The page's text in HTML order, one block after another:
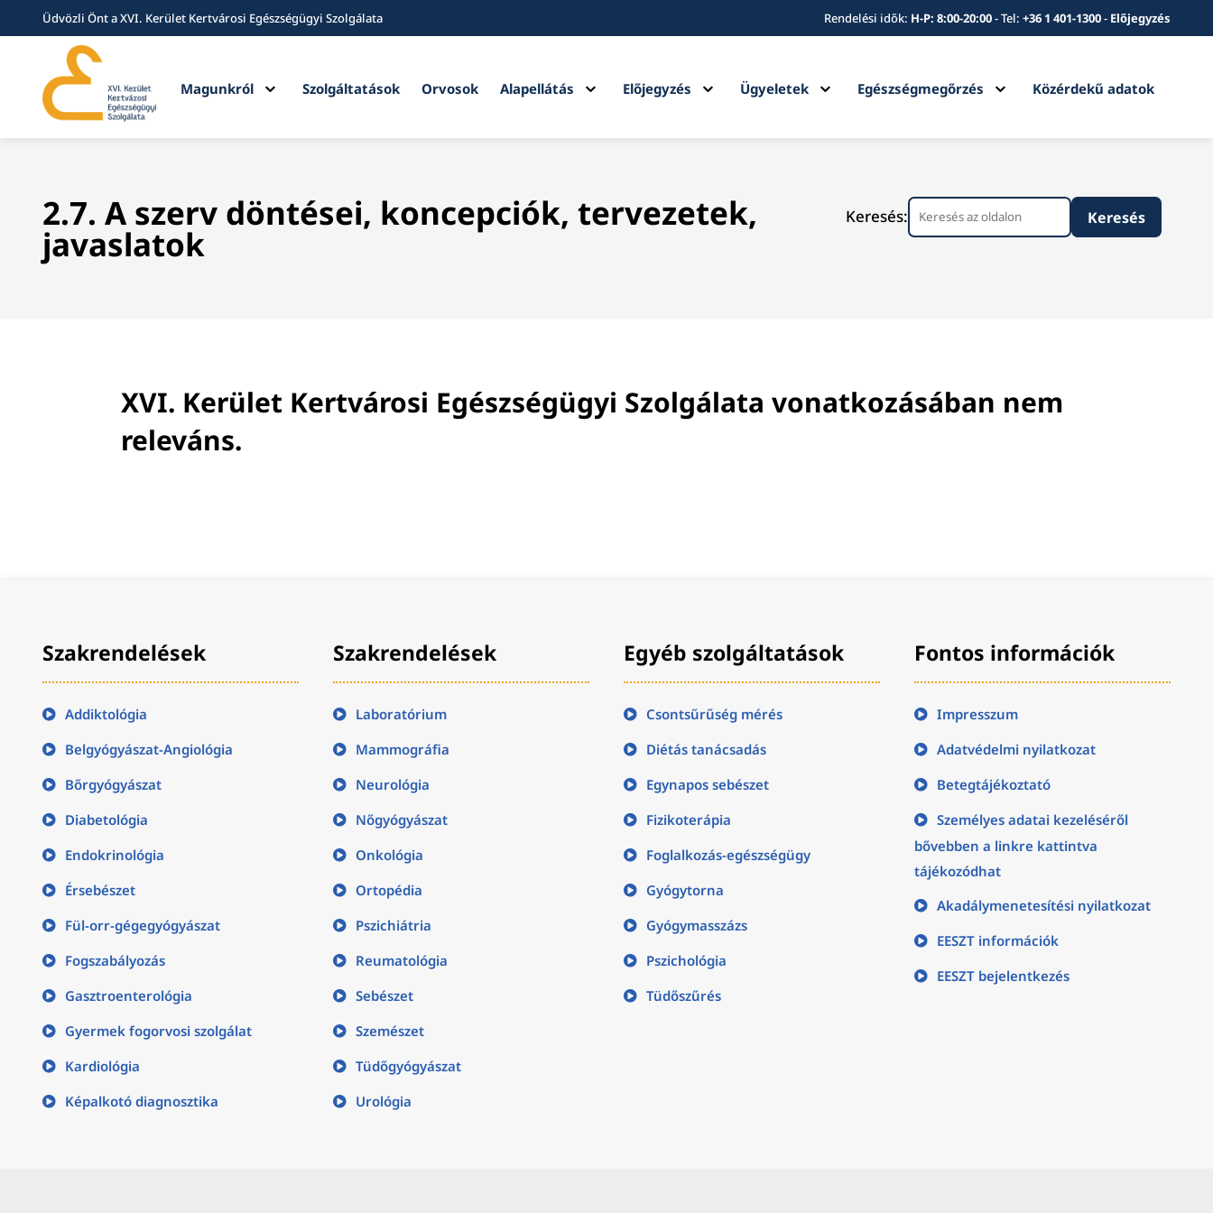
Üdvözli Önt a XVI. Kerület Kertvárosi Egészségügyi Szolgálata Rendelési idők: H-P: 8:00-20:00-Tel: +36 1 401-1300- Előjegyzés
Magunkról
Expand
Szolgáltatások Orvosok Alapellátás
Expand
Előjegyzés
Expand
Ügyeletek
Expand
Egészségmegőrzés
Expand
Közérdekű adatok
2.7. A szerv döntései, koncepciók, tervezetek,
javaslatok
Keresés:
XVI. Kerület Kertvárosi Egészségügyi Szolgálata vonatkozásában nem
releváns.
Szakrendelések
Addiktológia
Belgyógyászat-Angiológia
Bőrgyógyászat
Diabetológia
Endokrinológia
Érsebészet
Fül-orr-gégegyógyászat
Fogszabályozás
Gasztroenterológia
Gyermek fogorvosi szolgálat
Kardiológia
Képalkotó diagnosztika
Szakrendelések
Laboratórium
Mammográfia
Neurológia
Nőgyógyászat
Onkológia
Ortopédia
Pszichiátria
Reumatológia
Sebészet
Szemészet
Tüdőgyógyászat
Urológia
Egyéb szolgáltatások
Csontsűrűség mérés
Diétás tanácsadás
Egynapos sebészet
Fizikoterápia
Foglalkozás-egészségügy
Gyógytorna
Gyógymasszázs
Pszichológia
Tüdőszűrés
Fontos információk
Impresszum
Adatvédelmi nyilatkozat
Betegtájékoztató
Személyes adatai kezeléséről
bővebben a linkre kattintva
tájékozódhat
Akadálymenetesítési nyilatkozat
EESZT információk
EESZT bejelentkezés